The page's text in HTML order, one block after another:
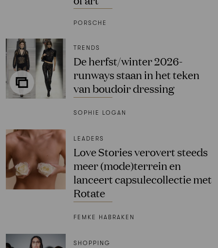
PORSCHE
TRENDS
De herfst/winter 2026-
runways staan in het teken
van boudoir dressing
SOPHIE LOGAN
LEADERS
Love Stories verovert steeds
meer (mode)terrein en
lanceert capsulecollectie met
Rotate
FEMKE HABRAKEN
SHOPPING